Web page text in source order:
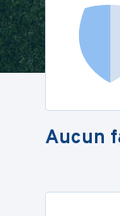
Aucun